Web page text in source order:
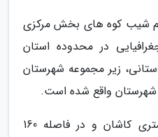
کم شیب کوه های بخش مرکزی
در محدوده استان
زیر مجموعه شهرستان
واقع شده است.
این شهر در فاصله 30 کیلومتری کاشان و در فاصله 160